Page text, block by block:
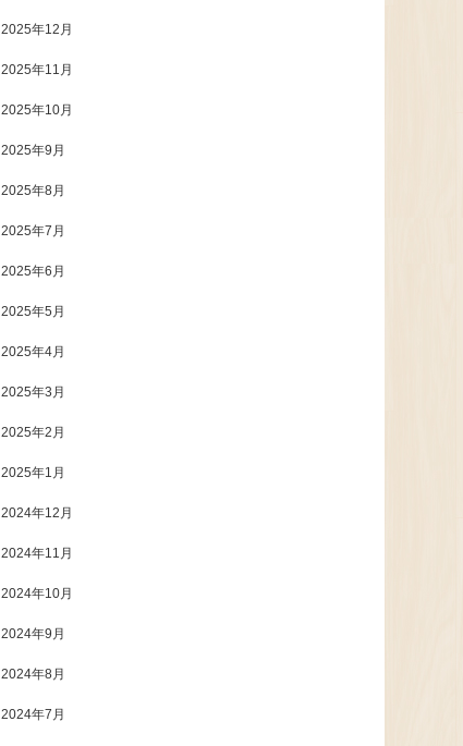
2025年12月
2025年11月
2025年10月
2025年9月
2025年8月
2025年7月
2025年6月
2025年5月
2025年4月
2025年3月
2025年2月
2025年1月
2024年12月
2024年11月
2024年10月
2024年9月
2024年8月
2024年7月